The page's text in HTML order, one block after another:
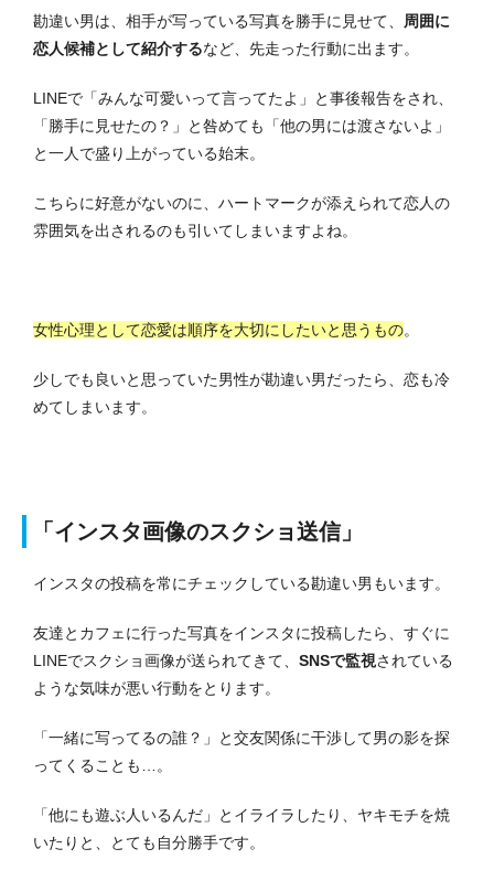
勘違い男は、相手が写っている写真を勝手に見せて、 周囲に
恋人候補として紹介するなど、先走った行動に出ます。
LINEで「みんな可愛いって言ってたよ」と事後報告をされ、
「勝手に見せたの？」と咎めても「他の男には渡さないよ」
と一人で盛り上がっている始末。
こちらに好意がないのに、ハートマークが添えられて恋人の
雰囲気を出されるのも引いてしまいますよね。
女性心理として恋愛は順序を大切にしたいと思うもの。
少しでも良いと思っていた男性が勘違い男だったら、恋も冷
めてしまいます。
「インスタ画像のスクショ送信」
インスタの投稿を常にチェックしている勘違い男もいます。
友達とカフェに行った写真をインスタに投稿したら、すぐに
LINEでスクショ画像が送られてきて、 SNSで監視されている
ような気味が悪い行動をとります。
「一緒に写ってるの誰？」と交友関係に干渉して男の影を探
ってくることも…。
「他にも遊ぶ人いるんだ」とイライラしたり、ヤキモチを焼
いたりと、とても自分勝手です。